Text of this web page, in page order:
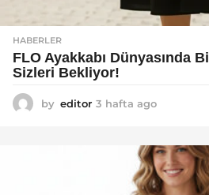
HABERLER
FLO Ayakkabı Dünyasında
Sizleri Bekliyor!
by editor 3 hafta ago
a
g
o